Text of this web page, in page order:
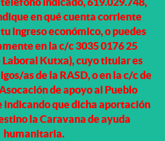
en qué cuenta corriente
ingreso económico,o puedes
en la c/c 3035 0176 25
Laboral Kutxa), cuyo titular es
as de la RASD, o en la c/c de
de apoyo al Pueblo
indicando que dicha aportación
la Caravana de ayuda
humanitaria.